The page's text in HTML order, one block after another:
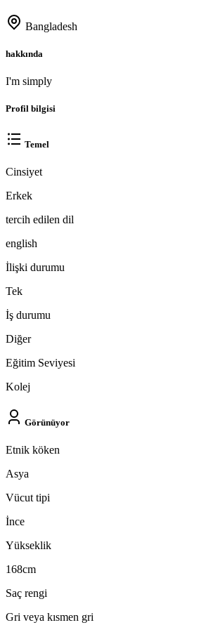
Bangladesh
hakkında
I'm simply
Profil bilgisi
Temel
Cinsiyet
Erkek
tercih edilen dil
english
İlişki durumu
Tek
İş durumu
Diğer
Eğitim Seviyesi
Kolej
Görünüyor
Etnik köken
Asya
Vücut tipi
İnce
Yükseklik
168cm
Saç rengi
Gri veya kısmen gri